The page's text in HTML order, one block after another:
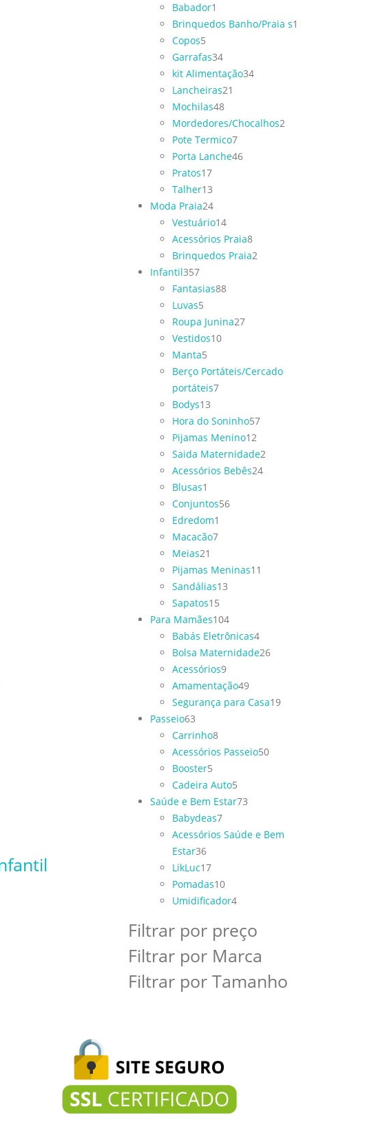
Babador1
Brinquedos Banho/Praia s1
Copos5
Garrafas34
kit Alimentação34
Lancheiras21
Mochilas48
Mordedores/Chocalhos2
Pote Termico7
Porta Lanche46
Pratos17
Talher13
Moda Praia24
Vestuário14
Acessórios Praia8
Brinquedos Praia2
Infantil357
Fantasias88
Luvas5
Roupa Junina27
Vestidos10
Manta5
Berço Portáteis/Cercado
portáteis7
Bodys13
Hora do Soninho57
Pijamas Menino12
Saida Maternidade2
Acessórios Bebês24
Blusas1
Conjuntos56
Edredom1
Macacão7
Meias21
Pijamas Meninas11
Sandálias13
Sapatos15
Para Mamães104
Babás Eletrônicas4
Bolsa Maternidade26
Acessórios9
Amamentação49
Segurança para Casa19
Passeio63
Carrinho8
Acessórios Passeio50
Booster5
Cadeira Auto5
Saúde e Bem Estar73
Babydeas7
Acessórios Saúde e Bem
Estar36
LikLuc17
Pomadas10
Umidificador4
Filtrar por preço
Filtrar por Marca
Filtrar por Tamanho